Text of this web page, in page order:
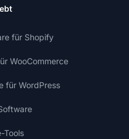
für Shopify
WooCommerce
für WordPress
Tools